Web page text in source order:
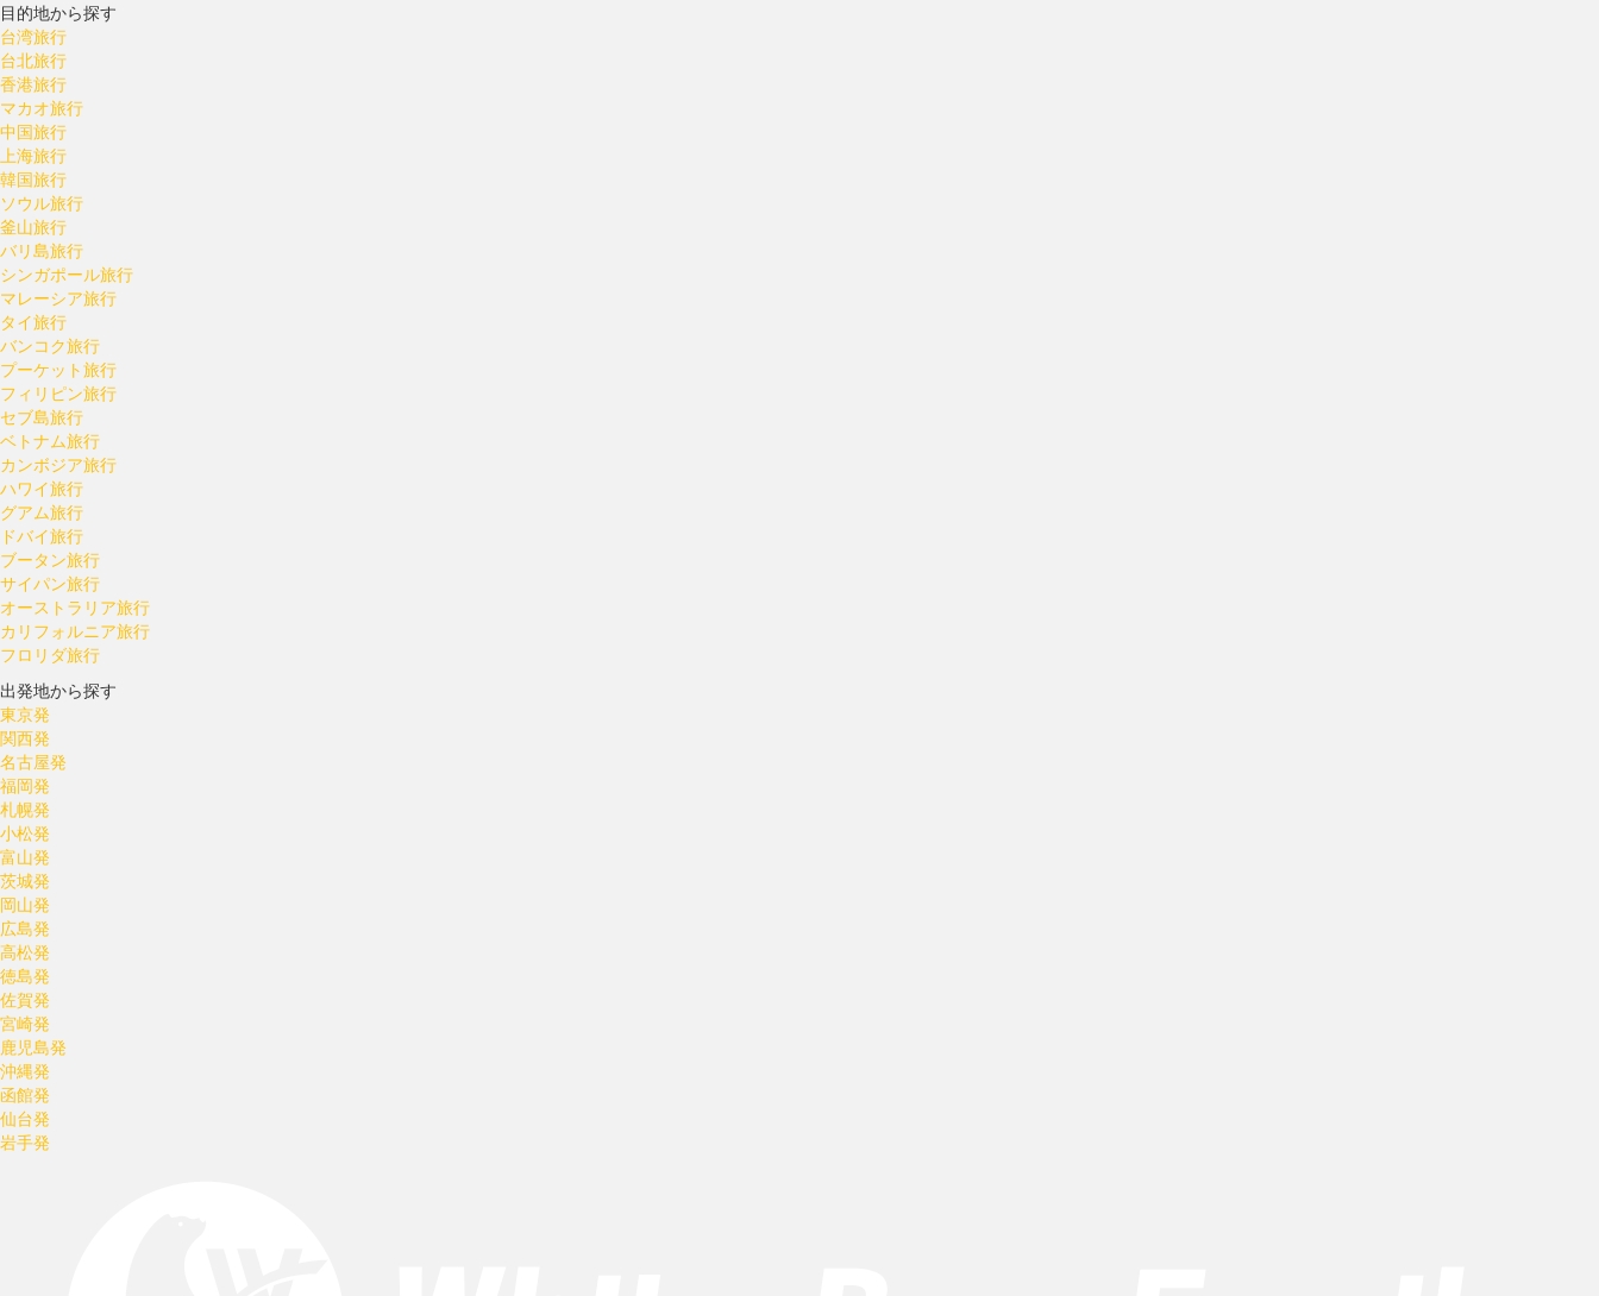
目的地から探す
台湾旅行
台北旅行
香港旅行
マカオ旅行
中国旅行
上海旅行
韓国旅行
ソウル旅行
釜山旅行
バリ島旅行
シンガポール旅行
マレーシア旅行
タイ旅行
バンコク旅行
プーケット旅行
フィリピン旅行
セブ島旅行
ベトナム旅行
カンボジア旅行
ハワイ旅行
グアム旅行
ドバイ旅行
ブータン旅行
サイパン旅行
オーストラリア旅行
カリフォルニア旅行
フロリダ旅行
出発地から探す
東京発
関西発
名古屋発
福岡発
札幌発
小松発
富山発
茨城発
岡山発
広島発
高松発
徳島発
佐賀発
宮崎発
鹿児島発
沖縄発
函館発
仙台発
岩手発